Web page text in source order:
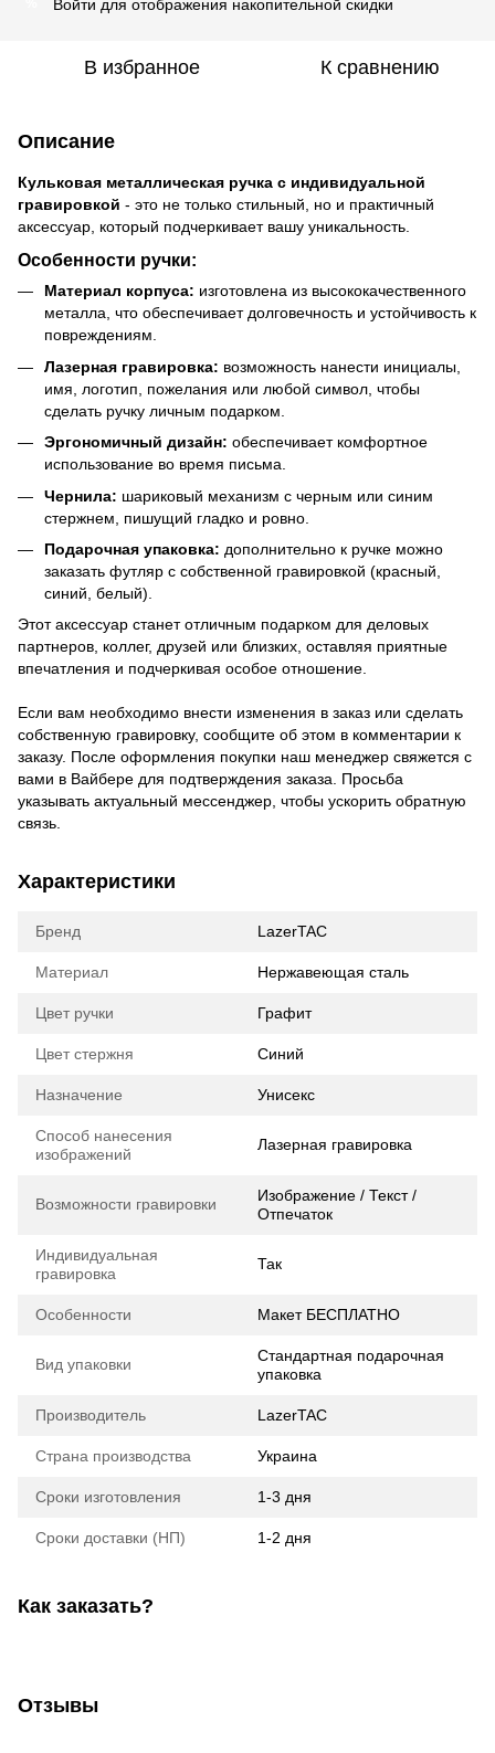
Войти для отображения накопительной скидки
В избранное К сравнению
Описание
Кульковая металлическая ручка с индивидуальной
гравировкой - это не только стильный, но и практичный
аксессуар, который подчеркивает вашу уникальность.
Особенности ручки:
Материал корпуса: изготовлена из высококачественного
металла, что обеспечивает долговечность и устойчивость к
повреждениям.
Лазерная гравировка: возможность нанести инициалы,
имя, логотип, пожелания или любой символ, чтобы
сделать ручку личным подарком.
Эргономичный дизайн: обеспечивает комфортное
использование во время письма.
Чернила: шариковый механизм с черным или синим
стержнем, пишущий гладко и ровно.
Подарочная упаковка: дополнительно к ручке можно
заказать футляр с собственной гравировкой (красный,
синий, белый).
Этот аксессуар станет отличным подарком для деловых
партнеров, коллег, друзей или близких, оставляя приятные
впечатления и подчеркивая особое отношение.
Если вам необходимо внести изменения в заказ или сделать
собственную гравировку, сообщите об этом в комментарии к
заказу. После оформления покупки наш менеджер свяжется с
вами в Вайбере для подтверждения заказа. Просьба
указывать актуальный мессенджер, чтобы ускорить обратную
связь.
Характеристики
Бренд LazerTAC
Материал Нержавеющая сталь
Цвет ручки Графит
Цвет стержня Синий
Назначение Унисекс
Способ нанесения
изображений
Лазерная гравировка
Возможности гравировки
Изображение / Текст /
Отпечаток
Индивидуальная
гравировка
Так
Особенности Макет БЕСПЛАТНО
Вид упаковки
Стандартная подарочная
упаковка
Производитель LazerTAC
Страна производства Украина
Сроки изготовления 1-3 дня
Сроки доставки (НП) 1-2 дня
Как заказать?
Отзывы